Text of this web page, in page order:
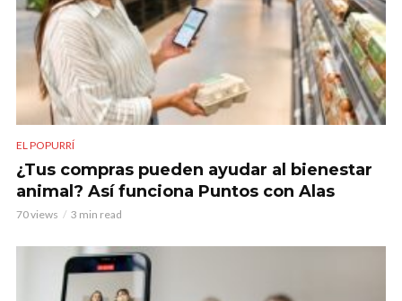
EL POPURRÍ
¿Tus compras pueden ayudar al bienestar
animal? Así funciona Puntos con Alas
70 views 3 min read